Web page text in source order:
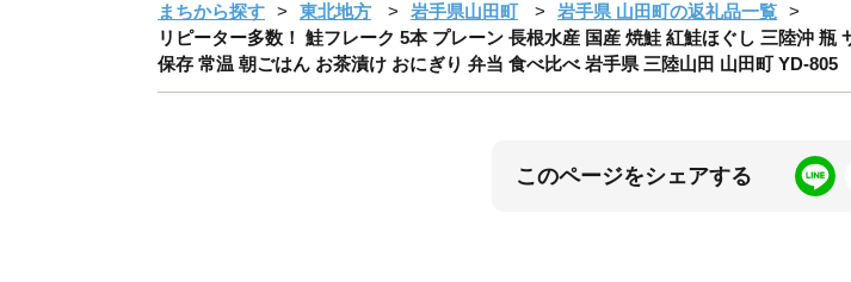
まちから探す 東北地方 岩手県山田町
岩手県 山田町の返礼品一覧
リピーター多数！ 鮭フレーク 5本 プレーン 長根水産 国産 焼鮭 紅鮭ほぐし 三陸沖
保存 常温 朝ごはん お茶漬け おにぎり 弁当 食べ比べ 岩手県 三陸山田 山田町 YD-805
このページをシェアする